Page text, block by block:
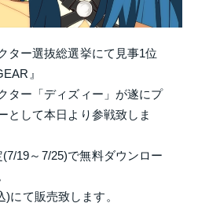
ター選抜総選挙にて見事1位
』
ター「ディズィー」が遂にプ
として本日より参戦致しま
19～7/25)で無料ダウンロー
にて販売致します。